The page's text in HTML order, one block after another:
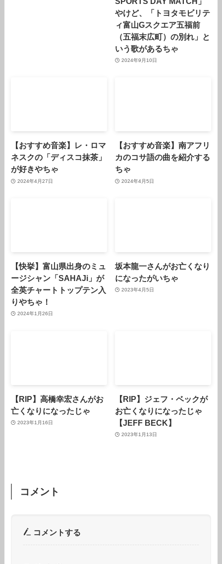
やけど、「トヨタモビリテ
ィ富山Gスクエア五福前
（五福末広町）の別れ」と
いう歌があるちゃ
2024年9月10日
【おすすめ音楽】レ・ロマ
ネスクの「ディスコ抹茶」
が好きやちゃ
2024年4月27日
【おすすめ音楽】南アフリ
カのコサ語の曲を紹介する
ちゃ
2024年4月5日
【快挙】富山県出身のミュ
ージシャン「SAHAJi」が
全英チャートトップテン入
りやちゃ！
2024年1月26日
坂本龍一さんがお亡くなり
になったがいちゃ
2023年4月5日
【RIP】高橋幸宏さんがお
亡くなりになったじゃ
2023年1月16日
【RIP】ジェフ・ベックが
お亡くなりになったじゃ
【JEFF BECK】
2023年1月13日
コメント
コメントする